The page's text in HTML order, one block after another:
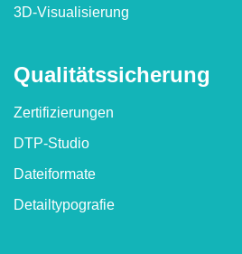
3D-Visualisierung
Qualitäts­sicherung
Zertifizierungen
DTP-Studio
Dateiformate
Detailtypografie